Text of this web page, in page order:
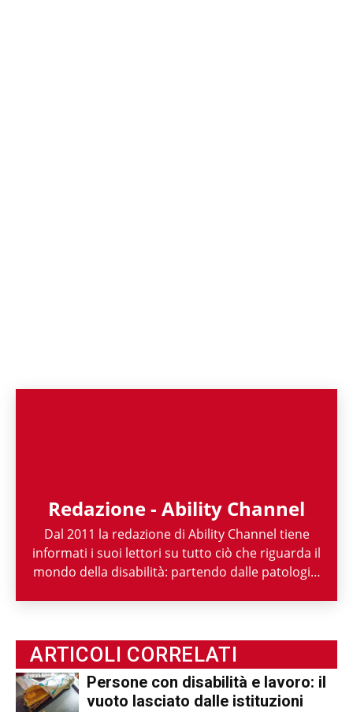
Redazione - Ability Channel
Dal 2011 la redazione di Ability Channel tiene
informati i suoi lettori su tutto ciò che riguarda il
mondo della disabilità: partendo dalle patologie,
l'approccio positivo alla disabilità, una risorsa
fondamentale della nostra società.
ARTICOLI CORRELATI
Persone con disabilità e lavoro: il
vuoto lasciato dalle istituzioni